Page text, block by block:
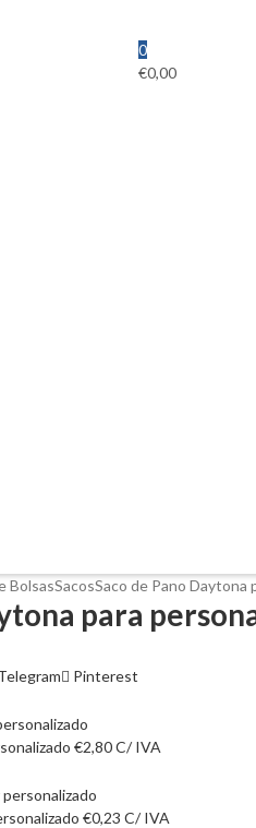
0
€0,00
BolsasSacosSaco de Pano Daytona
para
Pinterest
€2,80C/ IVA
€0,23 C/ IVA